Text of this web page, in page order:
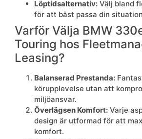
Löptidsalternativ: Välj bland
för att bäst passa din
Varför Välja BMW
Touring hos
Leasing?
Balanserad Prestanda:
körupplevelse utan att
miljöansvar.
Överlägsen Komfort: Varje
design är utformad för att
komfort.